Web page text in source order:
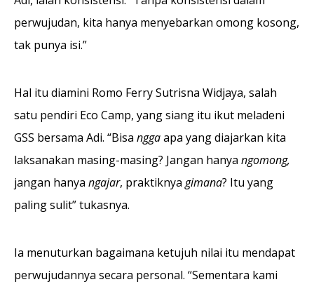
perwujudan, kita hanya menyebarkan omong kosong,
tak punya isi.”
Hal itu diamini Romo Ferry Sutrisna Widjaya, salah
satu pendiri Eco Camp, yang siang itu ikut meladeni
GSS bersama Adi. “Bisa nggaapa yang diajarkan kita
laksanakan masing-masing? Jangan hanya ngomong,
jangan hanya ngajar, praktiknya gimana? Itu yang
paling sulit” tukasnya.
Ia menuturkan bagaimana ketujuh nilai itu mendapat
perwujudannya secara personal. “Sementara kami